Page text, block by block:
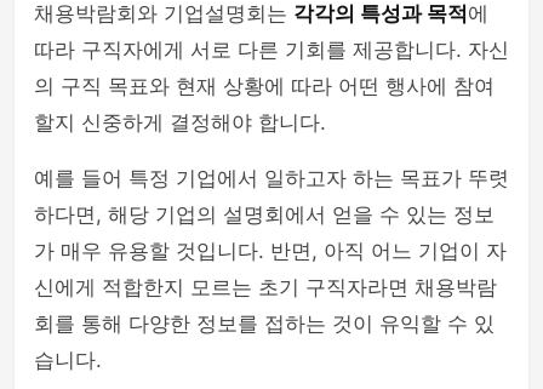
채용박람회와 기업설명회는 각각의 특성과 목적에
따라 구직자에게 서로 다른 기회를 제공합니다. 자신
의 구직 목표와 현재 상황에 따라 어떤 행사에 참여
할지 신중하게 결정해야 합니다.
예를 들어 특정 기업에서 일하고자 하는 목표가 뚜렷
하다면, 해당 기업의 설명회에서 얻을 수 있는 정보
가 매우 유용할 것입니다. 반면, 아직 어느 기업이 자
신에게 적합한지 모르는 초기 구직자라면 채용박람
회를 통해 다양한 정보를 접하는 것이 유익할 수 있
습니다.